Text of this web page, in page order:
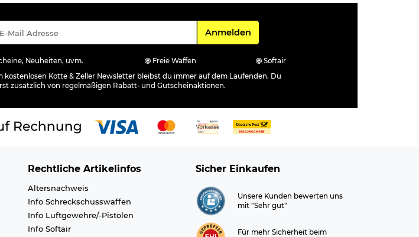
Für den Newsletter
Anmelden
Neuheiten, uvm. Freie Waffen
Softair
kostenlosen Kotte & Zeller Newsletter bleibst du immer auf dem Laufenden. Du
zusätzlich von regelmäßigen Rabatt- und Gutscheinaktionen.
Rechtliche Artikelinfos
Altersnachweis
Info Schreckschusswaffen
Info Luftgewehre/-Pistolen
Info Softair
Sicher Einkaufen
Unsere Kunden bewerten uns
mit "Sehr gut"
Für mehr Sicherheit beim